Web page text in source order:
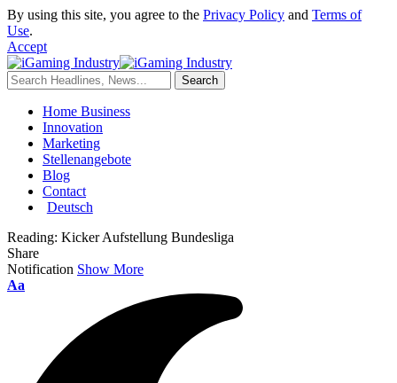
By using this site, you agree to the Privacy Policy and Terms of
Use.
Accept
Home Business
Innovation
Marketing
Stellenangebote
Blog
Contact
Deutsch
Reading: Kicker Aufstellung Bundesliga
Share
Notification Show More
Aa